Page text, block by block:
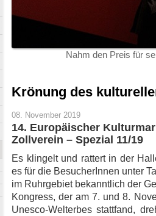
Nahm den Preis für
Krönung des
08. November 2019
14. Europäischer
Zollverein – Spezial 11/19
Es klingelt und rattert in der
es für die BesucherInnen unter
im Ruhrgebiet bekanntlich der
Kongress, der am 7. und 8.
Unesco-Welterbes stattfand,